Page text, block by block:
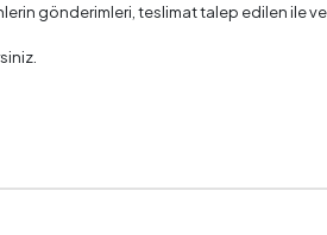
gönderimleri, teslimat talep edilen ile